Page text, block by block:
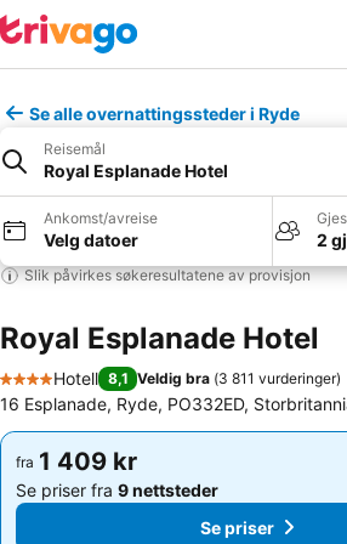
Se alle overnattingssteder i Ryde
Reisemål
Royal Esplanade Hotel
Ankomst/avreise
Velg datoer 2
Slik påvirkes søkeresultatene av provisjon
Royal Esplanade Hotel
4 Stjerner
Hotell 8,1 Veldig bra (3 811 vurderinger)
16 Esplanade, Ryde, PO332ED,
fra 1 409 kr
Se priser fra 9 nettsteder
Se priser
fra 1 409 kr
Se priser fra 9 nettsteder
Se priser